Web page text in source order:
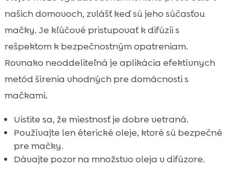
našich domovoch, zvlášť keď sú jeho súčasťou
mačky. Je kľúčové pristupovať k difúzii s
rešpektom k bezpečnostným opatreniam.
Rovnako neoddeliteľná je aplikácia efektívnych
metód šírenia vhodných pre domácnosti s
mačkami.
Uistite sa, že miestnosť je dobre vetraná.
Používajte len éterické oleje, ktoré sú bezpečné
pre mačky.
Dávajte pozor na množstvo oleja v difúzore.